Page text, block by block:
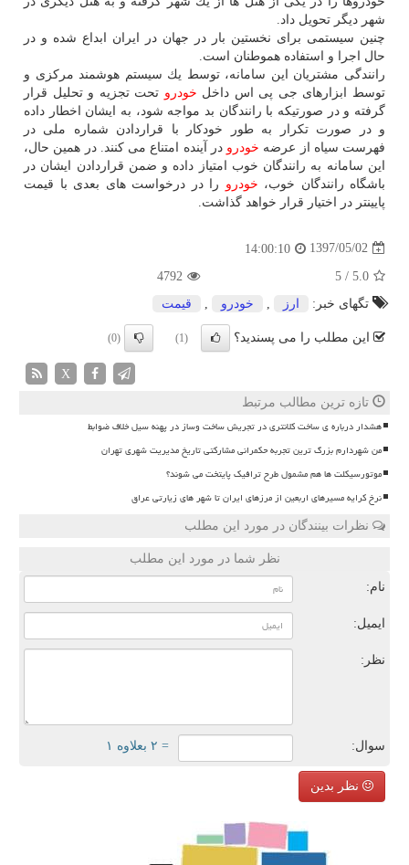
شهر دیگر تحویل داد.
چنین سیستمی برای نخستین بار در جهان در ایران ابداع شده و در
حال اجرا و استفاده هموطنان است.
رانندگی مشتریان این سامانه، توسط یك سیستم هوشمند مركزی و
توسط ابزارهای جی پی اس داخل خودرو تحت تجزیه و تحلیل قرار
گرفته و در صورتیكه با رانندگان بد مواجه شود، به ایشان اخطار داده
و در صورت تكرار به طور خودكار با قراردادن شماره ملی در
فهرست سیاه از عرضه خودرو در آینده امتناع می كنند. در همین حال،
این سامانه به رانندگان خوب امتیاز داده و ضمن قراردادن ایشان در
باشگاه رانندگان خوب، خودرو را در درخواست های بعدی با قیمت
پایینتر در اختیار قرار خواهد گذاشت.
1397/05/02
14:00:10
5.0
/
5
4792
تگهای خبر:
ارز خودرو قیمت
این مطلب را می پسندید؟ (1)
(0)
X
تازه ترین مطالب مرتبط
هشدار درباره ی ساخت کلانتری در تجریش ساخت وساز در پهنه سیل خلاف ضوابط
من شهردارم بزرگ ترین تجربه حکمرانی مشارکتی تاریخ مدیریت شهری تهران
موتورسیکلت ها هم مشمول طرح ترافیک پایتخت می شوند؟
نرخ کرایه مسیرهای اربعین از مرزهای ایران تا شهر های زیارتی عراق
نظرات بینندگان در مورد این مطلب
نظر شما در مورد این مطلب
نام:
ایمیل:
نظر:
سوال: = ۲ بعلاوه ۱
نظر بدین